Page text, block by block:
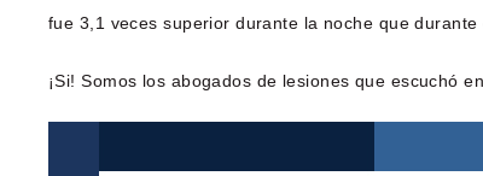
fue 3,1 veces superior durante la noche que durante
¡Si! Somos los abogados de lesiones que escuchó